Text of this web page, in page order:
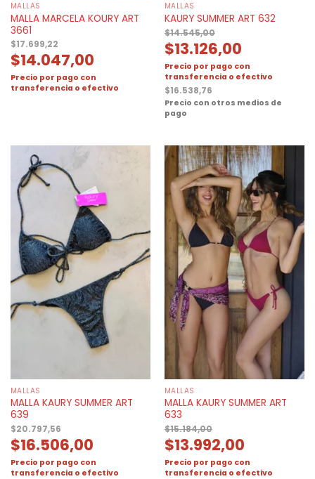
MALLAS
MALLA MARCELA KOURY ART
3661
$17.699,22
$14.047,00
Precio por pago con
transferencia o efectivo
MALLAS
KAURY SUMMER ART 632
$14.545,00
$13.126,00
Precio por pago con
transferencia o efectivo
$16.538,76
Precio con otros medios de
pago
MALLAS
MALLA KAURY SUMMER ART
639
$20.797,56
$16.506,00
Precio por pago con
transferencia o efectivo
MALLAS
MALLA KAURY SUMMER ART
633
$15.184,00
$13.992,00
Precio por pago con
transferencia o efectivo